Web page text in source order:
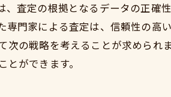
するための契約内容確認
めるための整備ポイント
効かせた資産運用法
管理と保全の重要性
査定の根拠となるデータの正確
門家による査定は、信頼性の高
の戦略を考えることが求められ
ができます。